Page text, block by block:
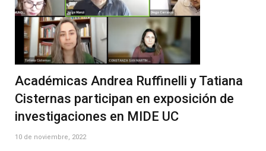
Académicas Andrea Ruffinelli y Tatiana
Cisternas participan en exposición de
investigaciones en MIDE UC
10 de noviembre, 2022